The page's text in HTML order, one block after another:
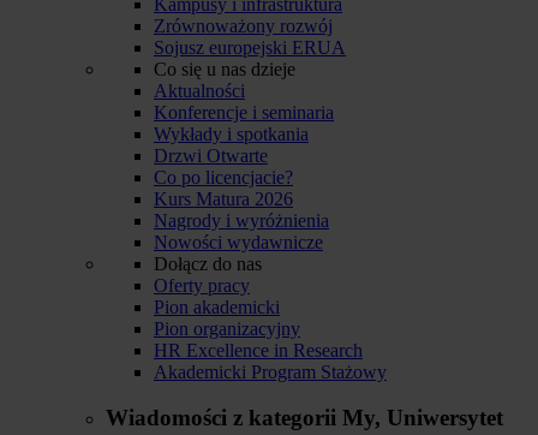
Zrównoważony rozwój
Sojusz europejski ERUA
Co się u nas dzieje
Aktualności
Konferencje i seminaria
Wykłady i spotkania
Drzwi Otwarte
Co po licencjacie?
Kurs Matura 2026
Nagrody i wyróżnienia
Nowości wydawnicze
Dołącz do nas
Oferty pracy
Pion akademicki
Pion organizacyjny
HR Excellence in Research
Akademicki Program Stażowy
Wiadomości z kategorii My, Uniwersytet